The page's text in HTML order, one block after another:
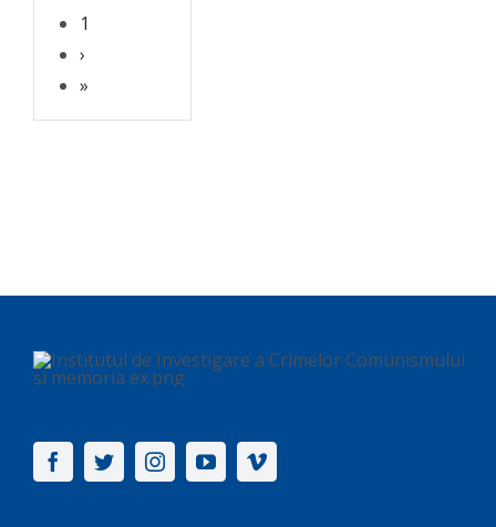
1
›
»